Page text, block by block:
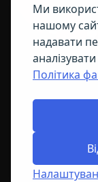
Ми
нашому
надавати
Політика